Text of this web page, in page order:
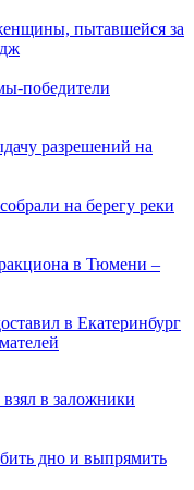
пытавшейся за
победители
разрешений на
на берегу реки
в Тюмени –
в Екатеринбург
в заложники
дно и выпрямить